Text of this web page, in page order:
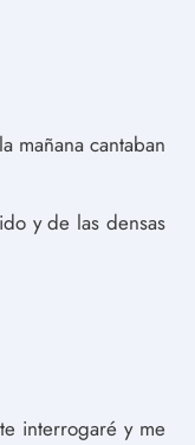
mañana cantaban
y de las densas
interrogaré y me